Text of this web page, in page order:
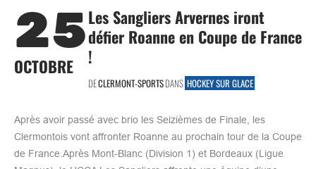
25
OCTOBRE
Les Sangliers Arvernes iront
défier Roanne en Coupe de France
!
DECLERMONT-SPORTSDANS HOCKEY SUR GLACE
Après avoir passé avec brio les Seizièmes de Finale, les
Clermontois vont affronter Roanne au prochain tour de la Coupe
de France.Après Mont-Blanc (Division 1) et Bordeaux (Ligue